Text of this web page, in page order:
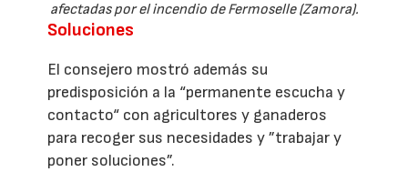
afectadas por el incendio de Fermoselle (Zamora).
Soluciones
El consejero mostró además su
predisposición a la “permanente escucha y
contacto“ con agricultores y ganaderos
para recoger sus necesidades y ”trabajar y
poner soluciones”.